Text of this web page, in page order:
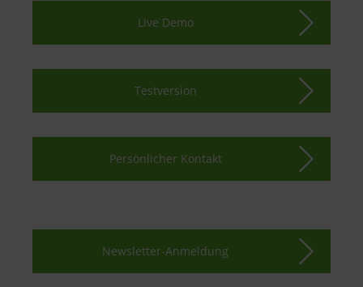
Live Demo
Testversion
Persönlicher Kontakt
Newsletter-Anmeldung